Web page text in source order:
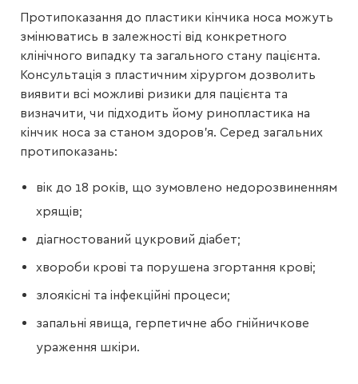
Протипоказання до пластики кінчика носа можуть
змінюватись в залежності від конкретного
клінічного випадку та загального стану пацієнта.
Консультація з пластичним хірургом дозволить
виявити всі можливі ризики для пацієнта та
визначити, чи підходить йому ринопластика на
кінчик носа за станом здоров’я. Серед загальних
протипоказань:
вік до 18 років, що зумовлено недорозвиненням
хрящів;
діагностований цукровий діабет;
хвороби крові та порушена згортання крові;
злоякісні та інфекційні процеси;
запальні явища, герпетичне або гнійничкове
ураження шкіри.